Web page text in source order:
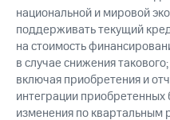
национальной и мировой
поддерживать текущий
на стоимость
в случае снижения
включая приобретения и
интеграции
изменения по квартальным